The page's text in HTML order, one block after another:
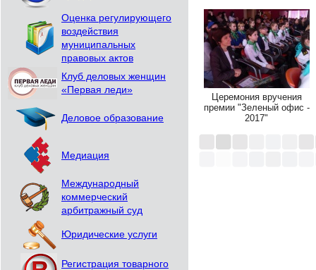
Оценка регулирующего
воздействия
муниципальных
правовых актов
Клуб деловых женщин
«Первая леди»
Деловое образование
Медиация
Международный
коммерческий
арбитражный суд
Юридические услуги
Регистрация товарного
Церемония вручения
премии "Зеленый офис -
2017"